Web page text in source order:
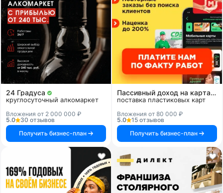
24 Градуса
круглосуточный алкомаркет
Вложения от 2 000 000 ₽
5.0
30 отзывов
Получить бизнес-план
Пассивный доход на картах и системах
поставка пластиковых карт
Вложения от 80 000 ₽
5.0
15 отзывов
Получить бизнес-план